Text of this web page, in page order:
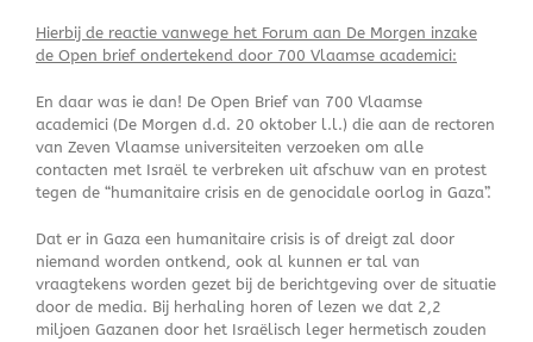
Hierbij de reactie vanwege het Forum aan De Morgen inzake
de Open brief ondertekend door 700 Vlaamse academici:
En daar was ie dan! De Open Brief van 700 Vlaamse
academici (De Morgen d.d. 20 oktober l.l.) die aan de rectoren
van Zeven Vlaamse universiteiten verzoeken om alle
contacten met Israël te verbreken uit afschuw van en protest
tegen de “humanitaire crisis en de genocidale oorlog in Gaza”.
Dat er in Gaza een humanitaire crisis is of dreigt zal door
niemand worden ontkend, ook al kunnen er tal van
vraagtekens worden gezet bij de berichtgeving over de situatie
door de media. Bij herhaling horen of lezen we dat 2,2
miljoen Gazanen door het Israëlisch leger hermetisch zouden